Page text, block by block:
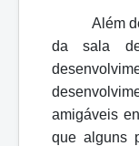
Além
da sala
amigáveis
que alguns